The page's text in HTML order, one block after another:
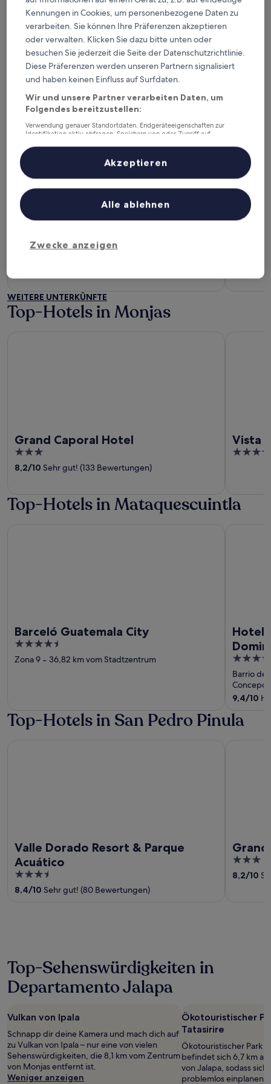
Dieses Wochenende
7. Aug. - 9. Aug.
Nächstes Wochenende
14. Aug. - 16. Aug.
Departamento Jalapa –
wo übernachten?
Top-Hotels in Jalapa
Barceló Guatemala City
Zona 9 ‐ 51,59 km vom Stadtzentrum
Barceló Guatemala City
WEITERE UNTERKÜNFTE
Top-Hotels in Monjas
Grand Caporal Hotel
3
out
8,2/10 Sehr gut! (133 Bewertungen)
Vista
3.5
Top-Hotels in Mataquescuintla
Barceló Guatemala City
4.5
out
Zona 9 ‐ 36,82 km vom Stadtzentrum
Hotel
4.5
out
of
5
Barrio de
9,4/10
Top-Hotels in San Pedro Pinula
Valle Dorado Resort & Parque
Acuático
3.5
out
8,4/10 Sehr gut! (80 Bewertungen)
3
out
8,2/10
Top-Sehenswürdigkeiten in
Departamento Jalapa
Vulkan von Ipala
Schnapp dir deine Kamera und mach dich auf
zu Vulkan von Ipala – nur eine von vielen
Sehenswürdigkeiten, die 8,1 km vom Zentrum
von Monjas entfernt ist.
Weniger anzeigen
Ökotouristischer
Tatasirire
Ökotouristischer Park
befindet sich 6,7 km
von Jalapa, sodass
problemlos einplanen
Kennungen in Cookies, um personenbezogene Daten zu
verarbeiten. Sie können Ihre Präferenzen akzeptieren
oder verwalten. Klicken Sie dazu bitte unten oder
besuchen Sie jederzeit die Seite der Datenschutzrichtlinie.
Diese Präferenzen werden unseren Partnern signalisiert
und haben keinen Einfluss auf Surfdaten.
Wir und unsere Partner verarbeiten Daten, um
Folgendes bereitzustellen:
Verwendung genauer Standortdaten. Endgeräteeigenschaften zur
Identifikation aktiv abfragen. Speichern von oder Zugriff auf
Inhalte, Messung von Werbeleistung und der Performance von Inhalten,
Zielgruppenforschung sowie Entwicklung und Verbesserung von
Liste der Partner (Lieferanten)
Zwecke anzeigen
Alle ablehnen
Akzeptieren